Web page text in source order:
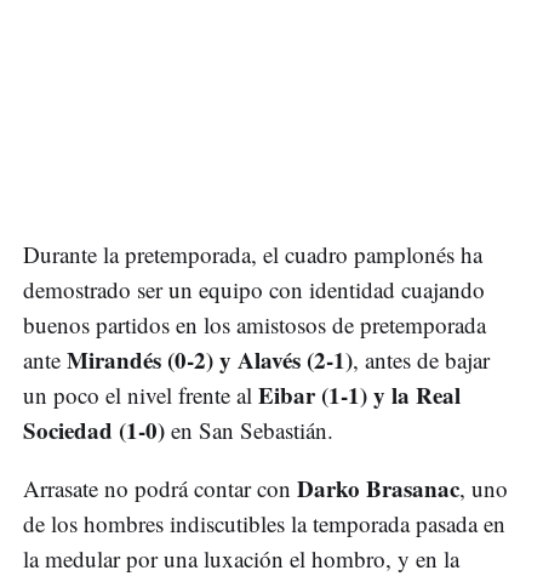
Durante la pretemporada, el cuadro pamplonés ha
demostrado ser un equipo con identidad cuajando
buenos partidos en los amistosos de pretemporada
ante Mirandés (0-2) y Alavés (2-1), antes de bajar
un poco el nivel frente al Eibar (1-1) y la Real
Sociedad (1-0) en San Sebastián.
Arrasate no podrá contar con Darko Brasanac, uno
de los hombres indiscutibles la temporada pasada en
la medular por una luxación el hombro, y en la